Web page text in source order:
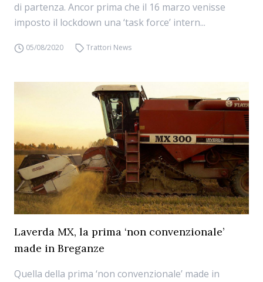
di partenza. Ancor prima che il 16 marzo venisse
imposto il lockdown una ‘task force’ intern...
05/08/2020 Trattori News
Laverda MX, la prima ‘non convenzionale’
made in Breganze
Quella della prima ‘non convenzionale’ made in